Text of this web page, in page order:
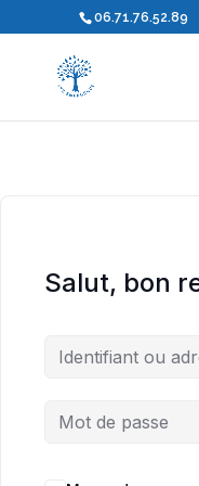
06.71.76.52.89
Salut, bon